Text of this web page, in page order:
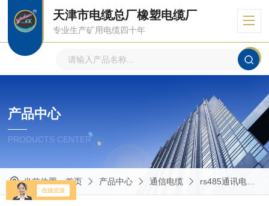
天津市电缆总厂橡塑电缆厂
专业生产矿用电缆四十年
产品中心
PRODUCTS CENTER
当前位置：首页 产品中心 通信电缆 rs485通讯电缆